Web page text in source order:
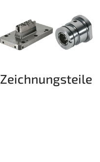
Zeichnungsteile